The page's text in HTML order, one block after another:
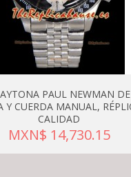
PAUL NEWMAN
Y CUERDA MANUAL,
CALIDAD
MXN$ 14,730.15